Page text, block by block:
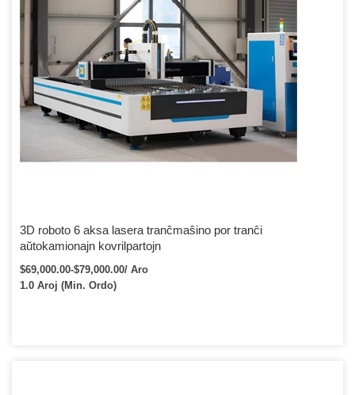
3D roboto 6 aksa lasera tranĉmaŝino por tranĉi
aŭtokamionajn kovrilpartojn
$69,000.00-$79,000.00/ Aro
1.0 Aroj (Min. Ordo)